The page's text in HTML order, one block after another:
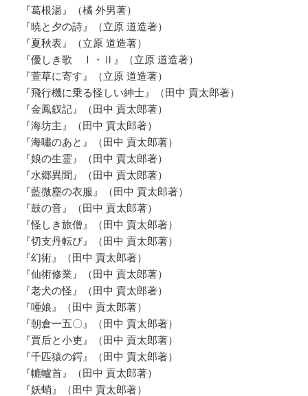
『葛根湯』（橘 外男著）
『暁と夕の詩』（立原 道造著）
『夏秋表』（立原 道造著）
『優しき歌 Ⅰ・Ⅱ』（立原 道造著）
『萱草に寄す』（立原 道造著）
『飛行機に乗る怪しい紳士』（田中 貢太郎著）
『金鳳釵記』（田中 貢太郎著）
『海坊主』（田中 貢太郎著）
『海嘯のあと』（田中 貢太郎著）
『娘の生霊』（田中 貢太郎著）
『水郷異聞』（田中 貢太郎著）
『藍微塵の衣服』（田中 貢太郎著）
『鼓の音』（田中 貢太郎著）
『怪しき旅僧』（田中 貢太郎著）
『切支丹転び』（田中 貢太郎著）
『幻術』（田中 貢太郎著）
『仙術修業』（田中 貢太郎著）
『老犬の怪』（田中 貢太郎著）
『唖娘』（田中 貢太郎著）
『朝倉一五〇』（田中 貢太郎著）
『賈后と小吏』（田中 貢太郎著）
『千匹猿の鍔』（田中 貢太郎著）
『轆轤首』（田中 貢太郎著）
『妖蛸』（田中 貢太郎著）